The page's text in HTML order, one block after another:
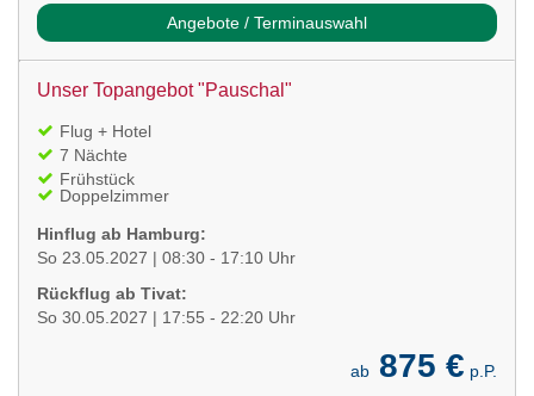
Angebote / Terminauswahl
Unser Topangebot "Pauschal"
Flug + Hotel
7 Nächte
Frühstück
Doppelzimmer
Hinflug ab Hamburg:
So 23.05.2027 | 08:30 - 17:10 Uhr
Rückflug ab Tivat:
So 30.05.2027 | 17:55 - 22:20 Uhr
ab 875 € p.P.